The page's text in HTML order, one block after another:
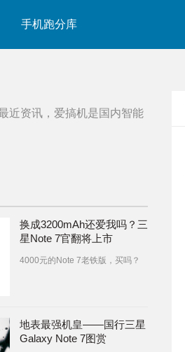
手机跑分库
近资讯，爱搞机是国内智能
换成3200mAh还爱我吗？三
星Note 7官翻将上市
4000元的Note 7老铁版，买吗？
地表最强机皇——国行三星
Galaxy Note 7图赏